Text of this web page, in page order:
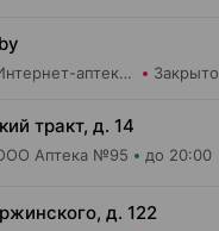
Искамед Интернет-аптека Iskamed.by Закрыто
тракт, д. 14
Аптека №95 до 20:00
д. 122